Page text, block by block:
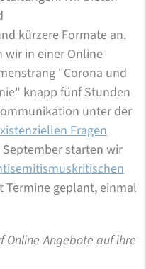
kürzere Formate an.
in einer Online-
"Corona und
knapp fünf Stunden
unter der
Fragen
September starten wir
Termine geplant, einmal
Online-Angebote auf ihre